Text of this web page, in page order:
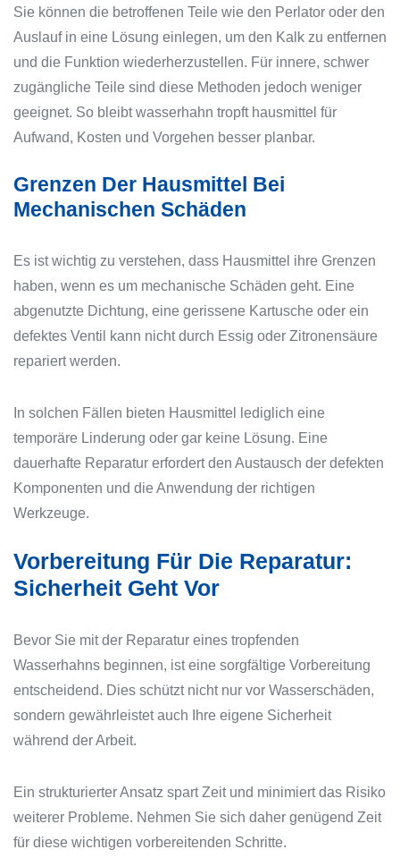
Sie können die betroffenen Teile wie den Perlator oder den
Auslauf in eine Lösung einlegen, um den Kalk zu entfernen
und die Funktion wiederherzustellen. Für innere, schwer
zugängliche Teile sind diese Methoden jedoch weniger
geeignet. So bleibt wasserhahn tropft hausmittel für
Aufwand, Kosten und Vorgehen besser planbar.
Grenzen Der Hausmittel Bei
Mechanischen Schäden
Es ist wichtig zu verstehen, dass Hausmittel ihre Grenzen
haben, wenn es um mechanische Schäden geht. Eine
abgenutzte Dichtung, eine gerissene Kartusche oder ein
defektes Ventil kann nicht durch Essig oder Zitronensäure
repariert werden.
In solchen Fällen bieten Hausmittel lediglich eine
temporäre Linderung oder gar keine Lösung. Eine
dauerhafte Reparatur erfordert den Austausch der defekten
Komponenten und die Anwendung der richtigen
Werkzeuge.
Vorbereitung Für Die Reparatur:
Sicherheit Geht Vor
Bevor Sie mit der Reparatur eines tropfenden
Wasserhahns beginnen, ist eine sorgfältige Vorbereitung
entscheidend. Dies schützt nicht nur vor Wasserschäden,
sondern gewährleistet auch Ihre eigene Sicherheit
während der Arbeit.
Ein strukturierter Ansatz spart Zeit und minimiert das Risiko
weiterer Probleme. Nehmen Sie sich daher genügend Zeit
für diese wichtigen vorbereitenden Schritte.